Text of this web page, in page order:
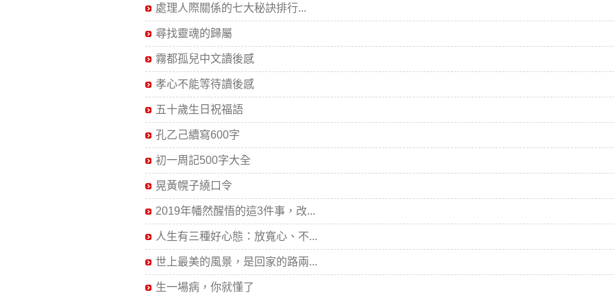
處理人際關係的七大秘訣排行...
尋找靈魂的歸屬
霧都孤兒中文讀後感
孝心不能等待讀後感
五十歲生日祝福語
孔乙己續寫600字
初一周記500字大全
晃黃幌子繞口令
2019年幡然醒悟的這3件事，改...
人生有三種好心態：放寬心、不...
世上最美的風景，是回家的路兩...
生一場病，你就懂了